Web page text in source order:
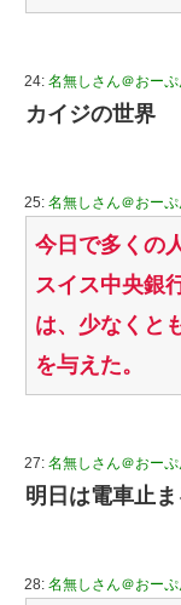
24: 名無しさん＠おーぷ
カイジの世界
25: 名無しさん＠おーぷ
今日で多くの
スイス中央銀
は、少なくと
を与えた。
27: 名無しさん＠おーぷ
明日は電車止
28: 名無しさん＠おーぷ